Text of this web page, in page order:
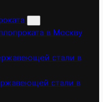
в Москву
стали в
стали в